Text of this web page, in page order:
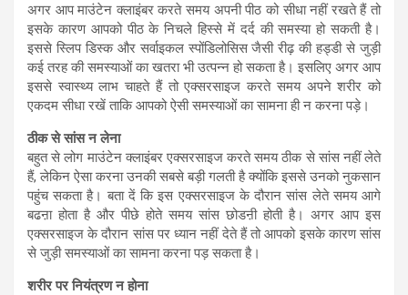
अगर आप माउंटेन क्लाइंबर करते समय अपनी पीठ को सीधा नहीं रखते हैं तो
इसके कारण आपको पीठ के निचले हिस्से में दर्द की समस्या हो सकती है।
इससे स्लिप डिस्क और सर्वाइकल स्पोंडिलोसिस जैसी रीढ़ की हड्डी से जुड़ी
कई तरह की समस्याओं का खतरा भी उत्पन्न हो सकता है। इसलिए अगर आप
इससे स्वास्थ्य लाभ चाहते हैं तो एक्सरसाइज करते समय अपने शरीर को
एकदम सीधा रखें ताकि आपको ऐसी समस्याओं का सामना ही न करना पड़े।
ठीक से सांस न लेना
बहुत से लोग माउंटेन क्लाइंबर एक्सरसाइज करते समय ठीक से सांस नहीं लेते
हैं, लेकिन ऐसा करना उनकी सबसे बड़ी गलती है क्योंकि इससे उनको नुकसान
पहुंच सकता है। बता दें कि इस एक्सरसाइज के दौरान सांस लेते समय आगे
बढऩा होता है और पीछे होते समय सांस छोडऩी होती है। अगर आप इस
एक्सरसाइज के दौरान सांस पर ध्यान नहीं देते हैं तो आपको इसके कारण सांस
से जुड़ी समस्याओं का सामना करना पड़ सकता है।
शरीर पर नियंत्रण न होना